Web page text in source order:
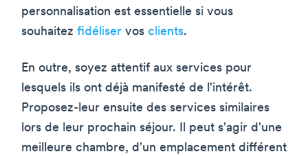
personnalisation est essentielle si vous
souhaitez fidéliser vos clients.
En outre, soyez attentif aux services pour
lesquels ils ont déjà manifesté de l'intérêt.
Proposez-leur ensuite des services similaires
lors de leur prochain séjour. Il peut s'agir d'une
meilleure chambre, d'un emplacement différent